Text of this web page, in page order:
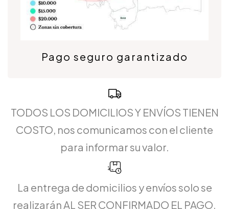
Pago seguro garantizado
TODOS LOS DOMICILIOS Y ENVÍOS TIENEN
COSTO, nos comunicamos con el cliente
para informar su valor.
La entrega de domicilios y envíos solo se
realizarán AL SER CONFIRMADO EL PAGO.